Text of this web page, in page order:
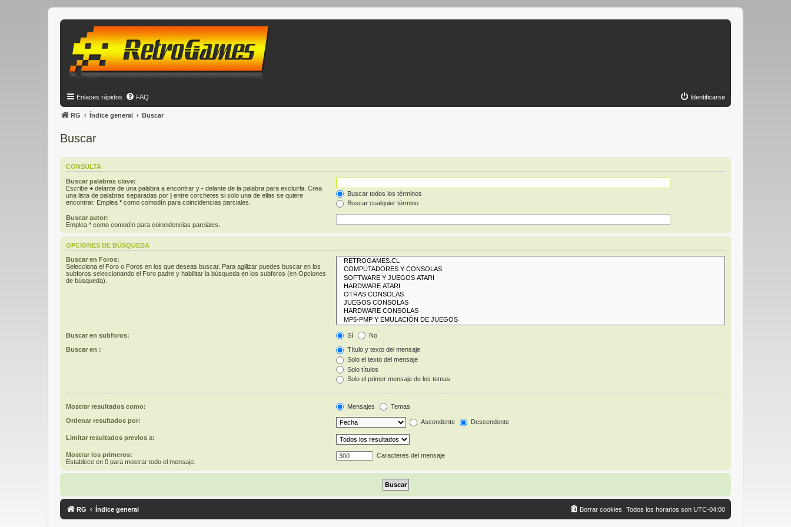
Enlaces rápidos FAQ Identificarse
RG Índice general Buscar
Buscar
CONSULTA
Buscar palabras clave:
Escribe + delante de una palabra a encontrar y - delante de la palabra para excluirla. Crea
una lista de palabras separadas por | entre corchetes si solo una de ellas se quiere
encontrar. Emplea * como comodín para coincidencias parciales.
Buscar todos los términos
Buscar cualquier término
Buscar autor:
Emplea * como comodín para coincidencias parciales.
OPCIONES DE BÚSQUEDA
Buscar en Foros:
Selecciona el Foro o Foros en los que deseas buscar. Para agilizar puedes buscar en los
subforos seleccionando el Foro padre y habilitar la búsqueda en los subforos (en Opciones
de búsqueda).
Buscar en subforos: Sí No
Buscar en :
Título y texto del mensaje
Solo el texto del mensaje
Solo títulos
Solo el primer mensaje de los temas
Mostrar resultados como: Mensajes Temas
Ordenar resultados por: Ascendente Descendente
Limitar resultados previos a:
Mostrar los primeros:
Establece en 0 para mostrar todo el mensaje.
Caracteres del mensaje
RG Índice general Todos los horarios son UTC-04:00
Borrar cookies